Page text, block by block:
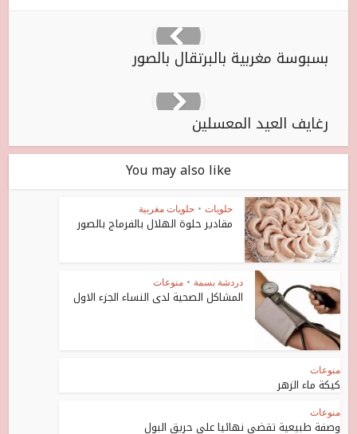
بسبوسة مغربية بالبرتقال بالصور
رغايف العيد المعسلين
You may also like
حلويات • حلويات مغربية
مقادير حلوة الهلال بالفرماج بالصور
دردشة بسمة • منوعات
المشاكل الصحية لدى النساء الجزء الاول
منوعات
كيكة ماء الزهر
منوعات
وصفة طبيعية تقضي نهائيا على حريق البول